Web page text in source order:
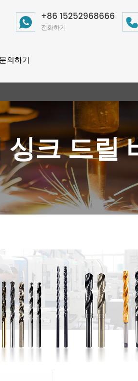
+86 15252968666
전화하기
문의하기
싱크 드릴